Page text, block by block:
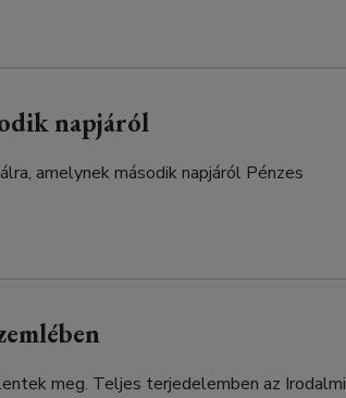
napjáról
amelynek második napjáról Pénzes
meg. Teljes terjedelemben az Irodalmi